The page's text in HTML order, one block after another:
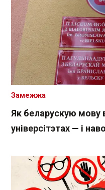
Як беларускую мову
універсітэтах — і
Замежжа